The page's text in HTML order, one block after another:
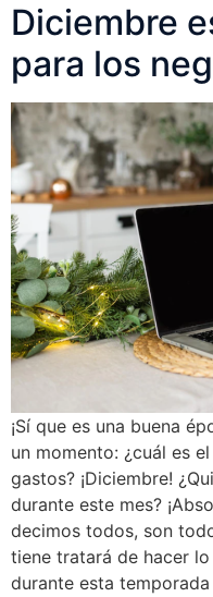
Diciembre
para los
¡Sí que es una buena
un momento: ¿cuál es
gastos? ¡Diciembre!
durante este mes?
decimos todos, son
tiene tratará de hacer
durante esta